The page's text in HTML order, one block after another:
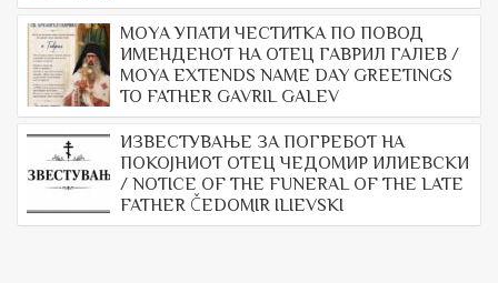
МОYА УПАТИ ЧЕСТИТКА ПО ПОВОД
ИМЕНДЕНОТ НА ОТЕЦ ГАВРИЛ ГАЛЕВ /
MOYA EXTENDS NAME DAY GREETINGS
TO FATHER GAVRIL GALEV
ИЗВЕСТУВАЊЕ ЗА ПОГРЕБОТ НА
ПОКОЈНИОТ ОТЕЦ ЧЕДОМИР ИЛИЕВСКИ
/ NOTICE OF THE FUNERAL OF THE LATE
FATHER ČEDOMIR ILIEVSKI